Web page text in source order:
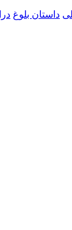
داستان بلوغ